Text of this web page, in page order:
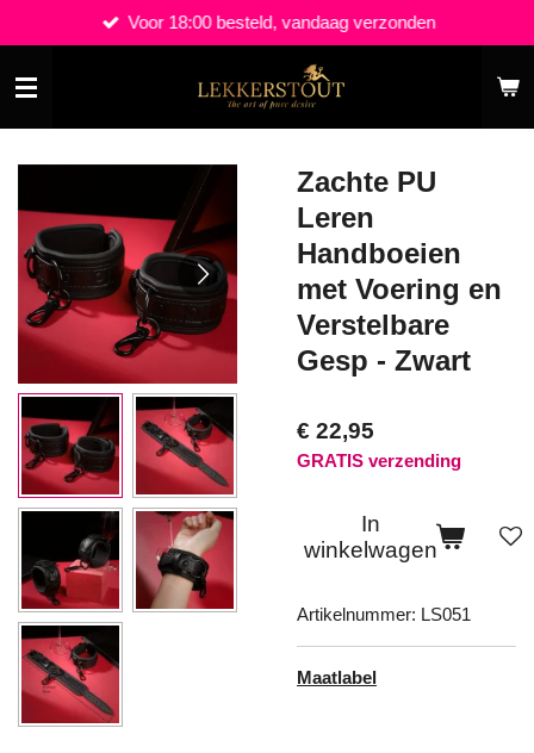
direct
naar
de
hoofdinhoud
Voor 18:00 besteld, vandaag verzonden
Zachte PU
Leren
Handboeien
met Voering en
Verstelbare
Gesp - Zwart
€ 22,95
GRATIS verzending
In
winkelwagen
Artikelnummer: LS051
Maatlabel